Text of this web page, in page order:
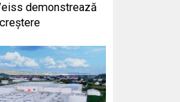
demonstrează